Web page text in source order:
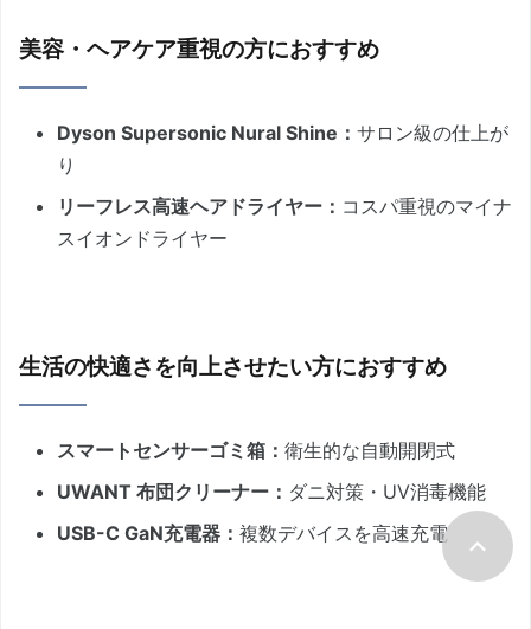
美容・ヘアケア重視の方におすすめ
Dyson Supersonic Nural Shine： サロン級の仕上が
り
リーフレス高速ヘアドライヤー： コスパ重視のマイナ
スイオンドライヤー
生活の快適さを向上させたい方におすすめ
スマートセンサーゴミ箱： 衛生的な自動開閉式
UWANT 布団クリーナー： ダニ対策・UV消毒機能
USB-C GaN充電器： 複数デバイスを高速充電